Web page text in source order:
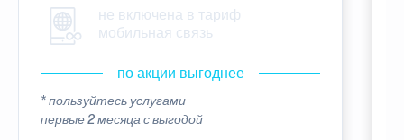
не включена в тариф
мобильная связь
по акции выгоднее
* пользуйтесь услугами
первые 2 месяца с выгодой